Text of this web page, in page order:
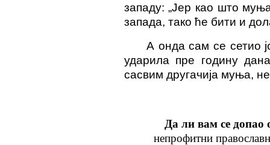
западу: „Јер као што
запада, тако ће бити и
А онда сам се сетио
ударила пре годину
сасвим другачија муња,
Да ли вам се допао
непрофитни